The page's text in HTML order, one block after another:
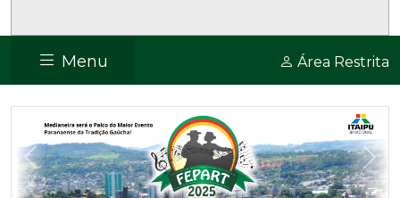
Menu Área Restrita
Previous